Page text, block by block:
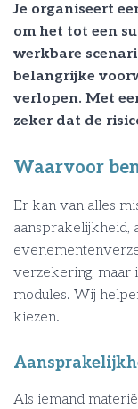
Je organiseert
om het tot een
werkbare
belangrijke
verlopen. Met
zeker dat de
Waarvoor
Er kan van alles
aansprakelijkheid,
verzekering, maar
modules. Wij
kiezen.
Als iemand